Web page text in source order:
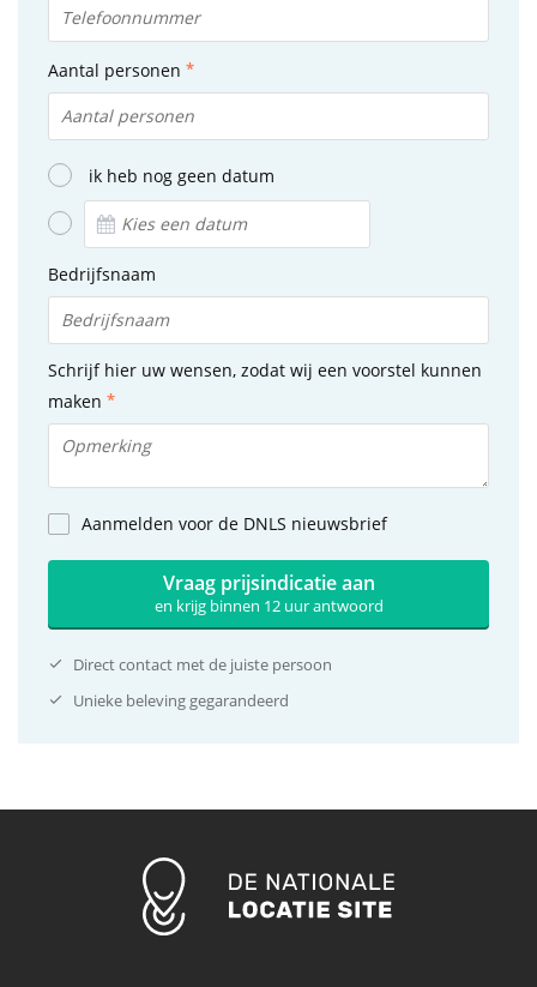
Aantal personen
ik heb nog geen datum
Bedrijfsnaam
Schrijf hier uw wensen, zodat wij een voorstel kunnen
maken
Aanmelden voor de DNLS nieuwsbrief
Vraag prijsindicatie aan
en krijg binnen 12 uur antwoord
Direct contact met de juiste persoon
Unieke beleving gegarandeerd